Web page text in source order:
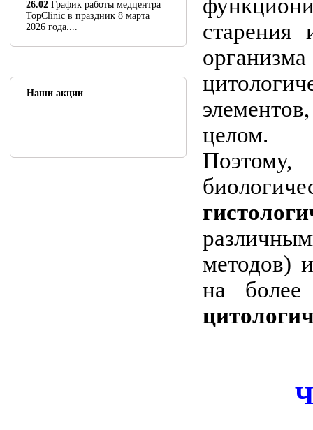
26.02 График работы медцентра
TopClinic в праздник 8 марта
2026 года....
Наши акции
старения
целом.
методов)
на более